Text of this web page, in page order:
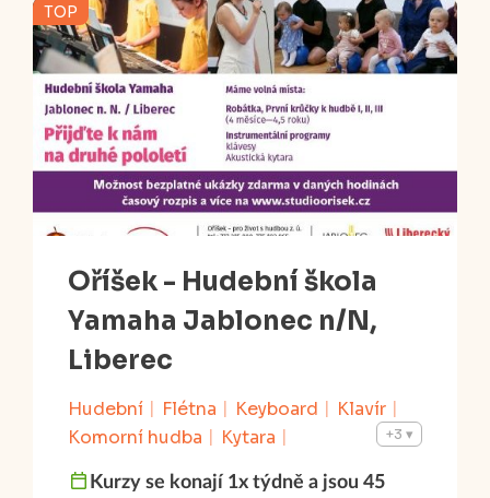
TOP
Oříšek - Hudební škola
Yamaha Jablonec n/N,
Liberec
Hudební Flétna Keyboard
Klavír
Komorní hudba
Kytara
+3
Kurzy se konají 1x týdně a jsou 45